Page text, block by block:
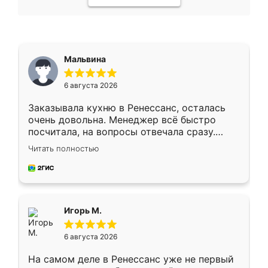
Мальвина
6 августа 2026
Заказывала кухню в Ренессанс, осталась
очень довольна. Менеджер всё быстро
посчитала, на вопросы отвечала сразу.
Замерщик приехал в субботу, подошёл к
делу со всей ответственностью. Собрали
за день, ребята работали аккуратно, даже
Читать полностью
Игорь М.
6 августа 2026
На самом деле в Ренессанс уже не первый